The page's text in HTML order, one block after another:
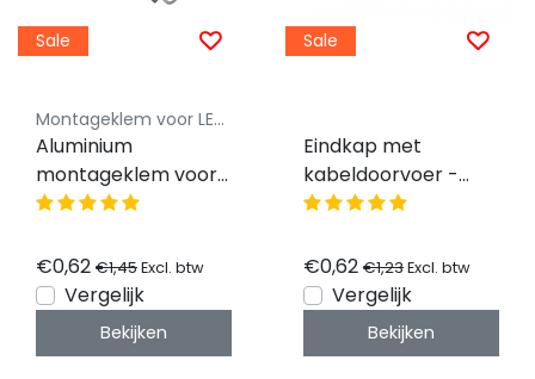
Sale
Montageklem voor LED profielen - Luksus
Aluminium
montageklem voor
LED profiel
€0,62 €1,45Excl. btw
Vergelijk
Bekijken
Sale
Eindkap met
kabeldoorvoer -
02ZWART
€0,62 €1,23Excl. btw
Vergelijk
Bekijken